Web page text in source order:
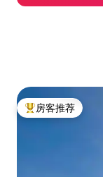
热门「房客推荐」
房客推荐